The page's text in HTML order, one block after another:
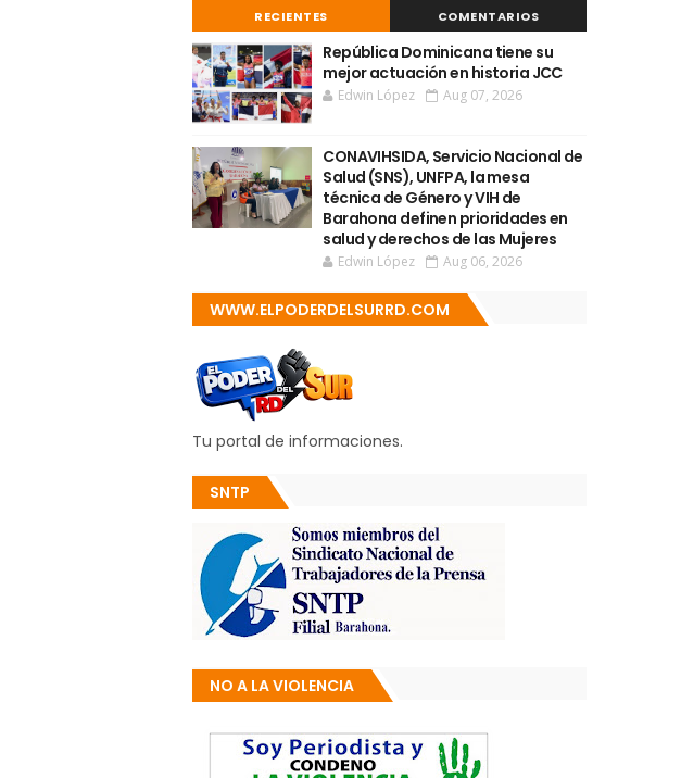
RECIENTES COMENTARIOS
República Dominicana tiene su
mejor actuación en historia JCC
Edwin López Aug 07, 2026
CONAVIHSIDA, Servicio Nacional de
Salud (SNS), UNFPA, la mesa
técnica de Género y VIH de
Barahona definen prioridades en
salud y derechos de las Mujeres
Edwin López Aug 06, 2026
WWW.ELPODERDELSURRD.COM
Tu portal de informaciones.
SNTP
NO A LA VIOLENCIA